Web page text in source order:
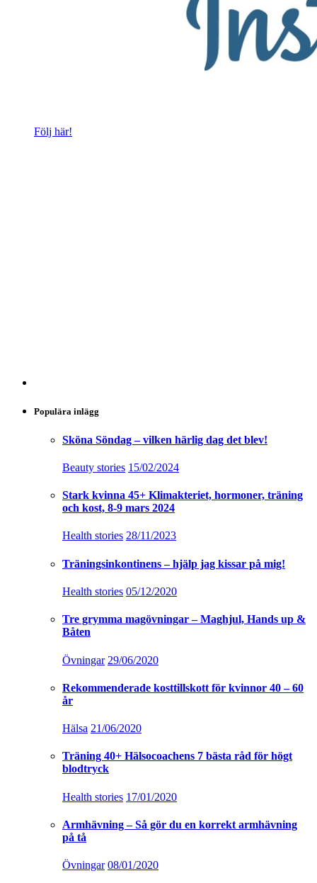
Följ här!
Populära inlägg
Sköna Söndag – vilken härlig dag det blev!
Beauty stories 15/02/2024
Stark kvinna 45+ Klimakteriet, hormoner, träning
och kost, 8-9 mars 2024
Health stories 28/11/2023
Träningsinkontinens – hjälp jag kissar på mig!
Health stories 05/12/2020
Tre grymma magövningar – Maghjul, Hands up &
Båten
Övningar 29/06/2020
Rekommenderade kosttillskott för kvinnor 40 – 60
år
Hälsa 21/06/2020
Träning 40+ Hälsocoachens 7 bästa råd för högt
blodtryck
Health stories 17/01/2020
Armhävning – Så gör du en korrekt armhävning
på tå
Övningar 08/01/2020